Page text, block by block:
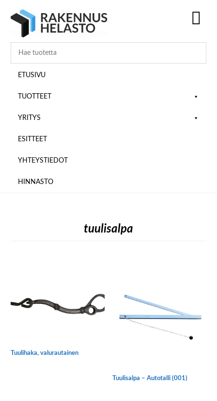
pääsisältöön
ensisijaiseen
alatunnisteeseen
ETUSIVU
TUOTTEET
YRITYS
ESITTEET
YHTEYSTIEDOT
HINNASTO
tuulisalpa
Tuulihaka, valurautainen
Tuulisalpa – Autotalli (001)